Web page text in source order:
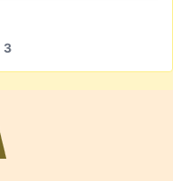
3